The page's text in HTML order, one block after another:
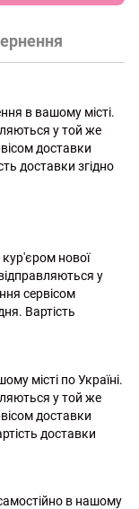
в вашому місті.
у той же
доставки
доставки згідно
нової
у
сервісом
Вартість
місті по Україні.
у той же
доставки
доставки
в нашому